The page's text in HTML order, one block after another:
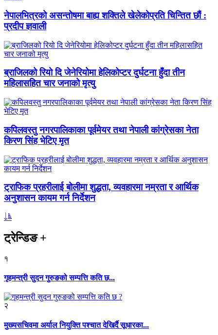
नेपालभित्रको असन्तोषमा बाह्य शक्तिले खेलेकोप्रति चिन्तित छौं :
प्रदीप ज्ञवाली
ब्राजिलको रियो दि जेनेरियोमा हेलिकोप्टर दुर्घटना हुँदा तीन
महिलासहित चार जनाको मृत्यु
कपिलवस्तु नगरपालिकाका पूर्वमेयर तथा नेपाली कांग्रेसका नेता
किरण सिंह भेटिए मृत
ट्राफिक प्रहरीलाई बोलीमा शुद्धता, व्यवहारमा नम्रता र आर्थिक
अनुशासन कायम गर्न निर्देशन
ट्रेन्डिङ+
१
गृहमन्त्री सुदन गुरुङको सम्पत्ति कति छ...
२
मुख्यसचिवमा अर्याल नियुक्ति पश्चात देखिर्दै सूधारका...